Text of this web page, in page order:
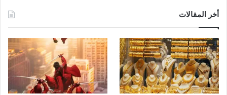
و
ك
أخر المقالات